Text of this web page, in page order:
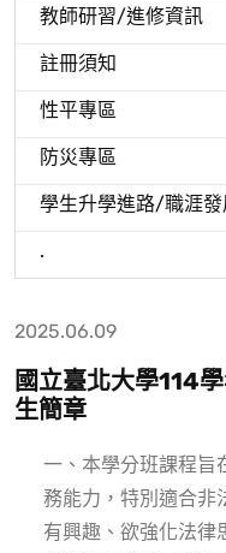
教師研習/進修資訊
註冊須知
性平專區
防災專區
學生升學進路/職涯發
.
2025.06.09
國立臺北大學114
生簡章
一、本學分班課程旨
務能力，特別適合非
有興趣、欲強化法律